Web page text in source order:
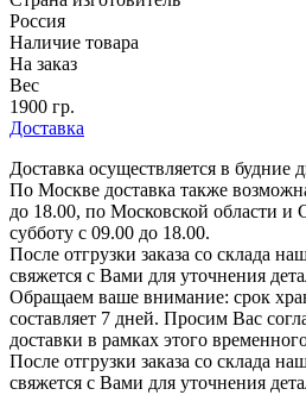
Россия
Наличие товара
На заказ
Вес
1900 гр.
Доставка
Доставка осуществляется в будние
По Москве доставка также
до 18.00, по Московской области и
субботу с 09.00 до 18.00.
После отгрузки заказа со склада
свяжется с Вами для уточнения
Обращаем ваше внимание: срок
составляет 7 дней. Просим Вас
доставки в рамках этого
После отгрузки заказа со склада
свяжется с Вами для уточнения